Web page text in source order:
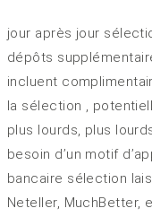
jour après jour
dépôts
incluent
la sélection ,
plus lourds, plus
besoin d’un motif
bancaire sélection
Neteller, MuchBetter,